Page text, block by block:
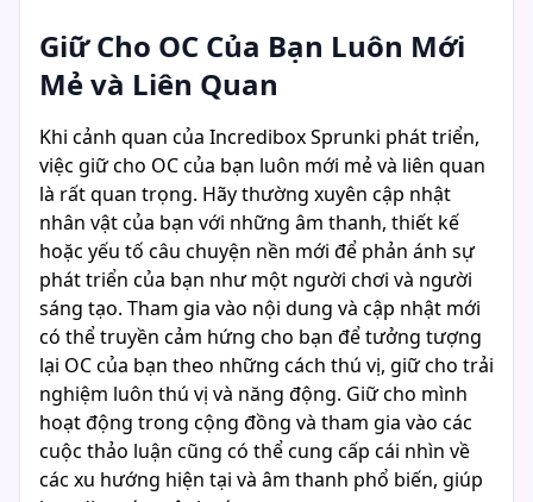
Giữ Cho OC Của Bạn Luôn Mới
Mẻ và Liên Quan
Khi cảnh quan của Incredibox Sprunki phát triển,
việc giữ cho OC của bạn luôn mới mẻ và liên quan
là rất quan trọng. Hãy thường xuyên cập nhật
nhân vật của bạn với những âm thanh, thiết kế
hoặc yếu tố câu chuyện nền mới để phản ánh sự
phát triển của bạn như một người chơi và người
sáng tạo. Tham gia vào nội dung và cập nhật mới
có thể truyền cảm hứng cho bạn để tưởng tượng
lại OC của bạn theo những cách thú vị, giữ cho trải
nghiệm luôn thú vị và năng động. Giữ cho mình
hoạt động trong cộng đồng và tham gia vào các
cuộc thảo luận cũng có thể cung cấp cái nhìn về
các xu hướng hiện tại và âm thanh phổ biến, giúp